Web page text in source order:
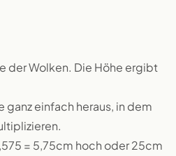
der Wolken. Die Höhe ergibt
ganz einfach heraus, in dem
= 5,75cm hoch oder 25cm